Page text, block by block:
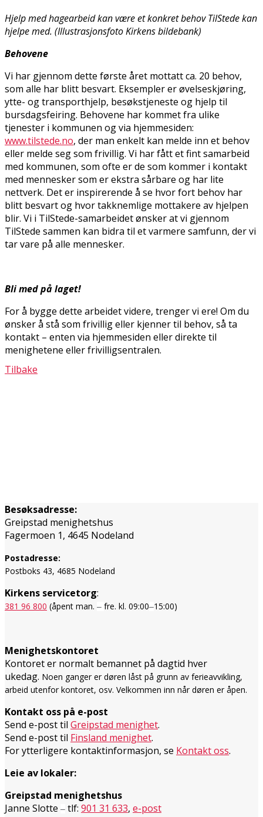
Hjelp med hagearbeid kan være et konkret behov TilStede kan
hjelpe med. (Illustrasjonsfoto Kirkens bildebank)
Behovene
Vi har gjennom dette første året mottatt ca. 20 behov,
som alle har blitt besvart. Eksempler er øvelseskjøring,
flytte- og transporthjelp, besøkstjeneste og hjelp til
bursdagsfeiring. Behovene har kommet fra ulike
tjenester i kommunen og via hjemmesiden:
www.tilstede.no, der man enkelt kan melde inn et behov
eller melde seg som frivillig. Vi har fått et fint samarbeid
med kommunen, som ofte er de som kommer i kontakt
med mennesker som er ekstra sårbare og har lite
nettverk. Det er inspirerende å se hvor fort behov har
blitt besvart og hvor takknemlige mottakere av hjelpen
blir. Vi i TilStede-samarbeidet ønsker at vi gjennom
TilStede sammen kan bidra til et varmere samfunn, der vi
tar vare på alle mennesker.
Bli med på laget!
For å bygge dette arbeidet videre, trenger vi flere! Om du
ønsker å stå som frivillig eller kjenner til behov, så ta
kontakt – enten via hjemmesiden eller direkte til
menighetene eller frivilligsentralen.
Tilbake
Besøksadresse:
Greipstad menighetshus
Fagermoen 1, 4645 Nodeland
Postadresse:
Postboks 43, 4685 Nodeland
Kirkens servicetorg:
381 96 800 (åpent man. – fre. kl. 09:00–15:00)
Menighetskontoret
Kontoret er normalt bemannet på dagtid hver
ukedag. Noen ganger er døren låst på grunn av ferieavvikling,
arbeid utenfor kontoret, osv. Velkommen inn når døren er åpen.
Kontakt oss på e-post
Send e-post til Greipstad menighet.
Send e-post til Finsland menighet.
For ytterligere kontaktinformasjon, se Kontakt oss.
Leie av lokaler:
Greipstad menighetshus
Janne Slotte – tlf: 901 31 633, e-post